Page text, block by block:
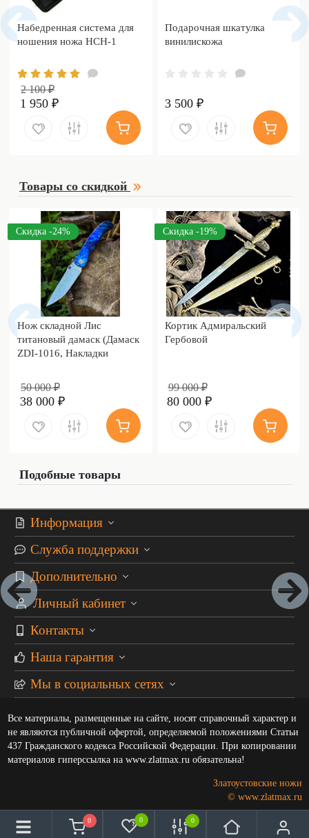
0 0 0
Набедренная система для
ношения ножа НСН-1
2 100 ₽
1 950 ₽
Подарочная шкатулка
винилискожа
3 500 ₽
Товары со скидкой
Скидка -24%
Нож складной Лис
титановый дамаск (Дамаск
ZDI-1016, Накладки
50 000 ₽
38 000 ₽
Скидка -19%
Кортик Адмиральский
Гербовой
99 000 ₽
80 000 ₽
Подобные товары
Информация
Служба поддержки
Дополнительно
Личный кабинет
Контакты
Наша гарантия
Мы в социальных сетях
Все материалы, размещенные на сайте, носят справочный характер и
не являются публичной офертой, определяемой положениями Статьи
437 Гражданского кодекса Российской Федерации. При копировании
материалов гиперссылка на www.zlatmax.ru обязательна!
Златоустовские ножи
© www.zlatmax.ru